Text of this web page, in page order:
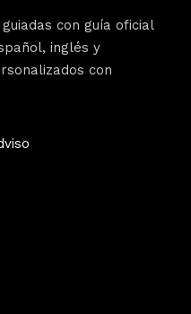
con guía oficial
inglés y
con